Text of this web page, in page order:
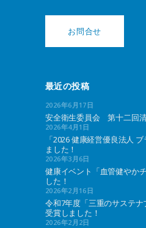
お問合せ
最近の投稿
2026年6月17日
安全衛生委員会 第十二回
2026年4月1日
「2026 健康経営優良法人
ました！
2026年3月6日
健康イベント「血管健やか
した！
2026年2月16日
令和7年度「三重のサステ
受賞しました！
2026年2月2日